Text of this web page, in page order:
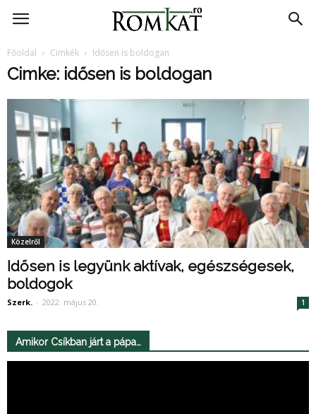
RomKat.ro
Főoldal Cimkék Idősen is boldogan
Cimke: idősen is boldogan
Közelről
Idősen is legyünk aktívak, egészségesek,
boldogok
Szerk. - 2022. május 20. 1
Amikor Csíkban járt a pápa…